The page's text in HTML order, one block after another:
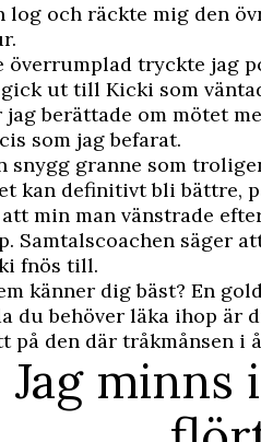
log och räckte mig den
överrumplad tryckte jag
ut till Kicki som
jag berättade om mötet
som jag befarat.
snygg granne som
kan definitivt bli bättre,
min man vänstrade
Samtalscoachen säger
fnös till.
känner dig bäst? En
du behöver läka ihop är
på den där tråkmånsen i
Jag minns